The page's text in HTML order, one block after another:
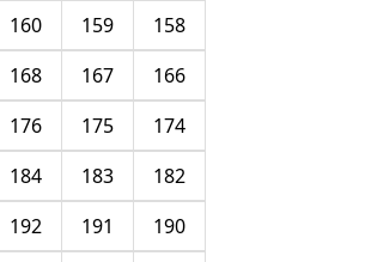
158
159
160
166
167
168
174
175
176
182
183
184
190
191
192